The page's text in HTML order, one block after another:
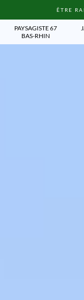
ÊTRE
PAYSAGISTE 67
BAS-RHIN